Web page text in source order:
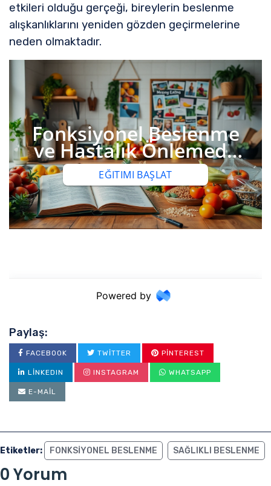
etkileri olduğu gerçeği, bireylerin beslenme
alışkanlıklarını yeniden gözden geçirmelerine
neden olmaktadır.
Paylaş:
FACEBOOK TWITTER PINTEREST
LINKEDIN INSTAGRAM WHATSAPP
E-MAIL
Etiketler: FONKSIYONEL BESLENME SAĞLIKLI BESLENME
0 Yorum